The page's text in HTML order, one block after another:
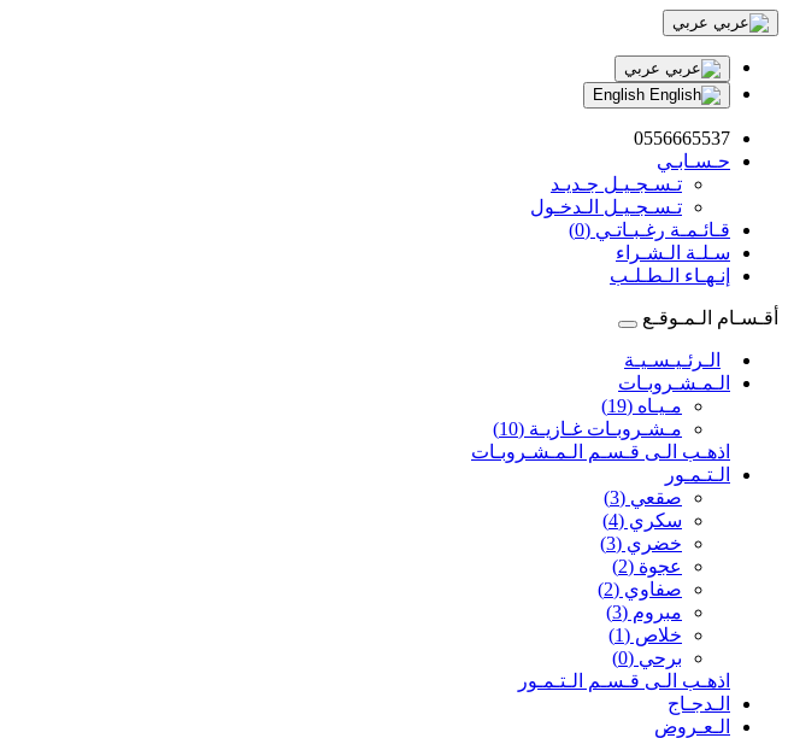
عربي
عربي
0556665537
حـسـابـي
تـسـجـيـل جـديـد
تـسـجـيـل الـدخـول
قـائـمـة رغـبـاتـي (0)
سـلـة الـشـراء
إنـهـاء الـطـلـب
أقـسـام الـمـوقـع
الـرئـيـسـيـة
الـمـشـروبـات
مـيـاه (19)
مـشـروبـات غـازيـة (10)
اذهـب الـى قـسـم الـمـشـروبـات
الـتـمـور
صقعي (3)
سكري (4)
خضري (3)
عجوة (2)
صفاوي (2)
مبروم (3)
خلاص (1)
برحي (0)
اذهـب الـى قـسـم الـتـمـور
الـدجـاج
الـعـروض